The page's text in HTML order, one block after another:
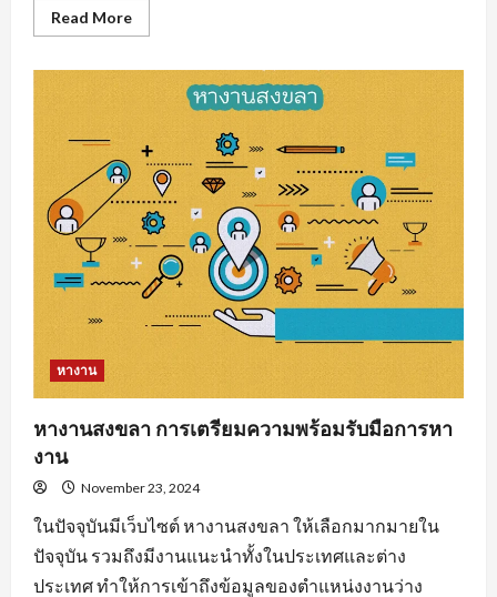
Read MoreRead
more
รวม
แหล่ง
หา
งาน
ทุก
สาขา
อาชีพ
หางาน
หางานสงขลา การเตรียมความพร้อมรับมือการหา
งาน
November 23, 2024
ในปัจจุบันมีเว็บไซต์ หางานสงขลา ให้เลือกมากมายใน
ปัจจุบัน รวมถึงมีงานแนะนำทั้งในประเทศและต่าง
ประเทศ ทำให้การเข้าถึงข้อมูลของตำแหน่งงานว่าง